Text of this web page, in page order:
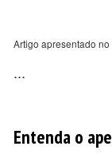
Artigo apresentado no
...
Entenda o